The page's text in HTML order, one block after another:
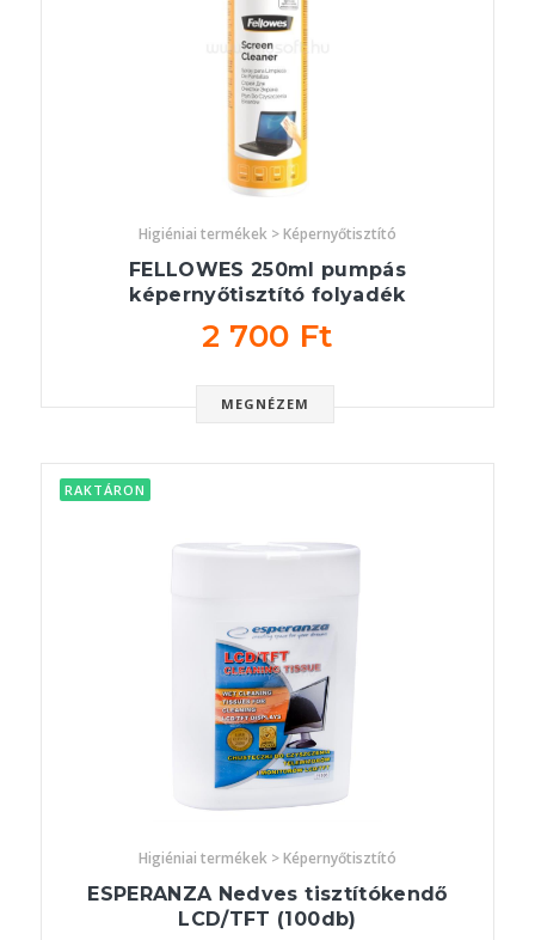
Higiéniai termékek > Képernyőtisztító
FELLOWES 250ml pumpás
képernyőtisztító folyadék
2 700 Ft
MEGNÉZEM
RAKTÁRON
Higiéniai termékek > Képernyőtisztító
ESPERANZA Nedves tisztítókendő
LCD/TFT (100db)